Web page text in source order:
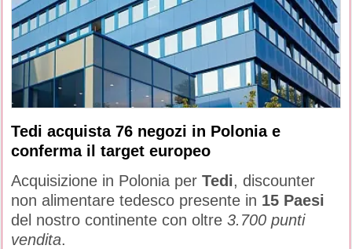
Tedi acquista 76 negozi in Polonia e
conferma il target europeo
Acquisizione in Polonia per Tedi, discounter
non alimentare tedesco presente in 15 Paesi
del nostro continente con oltre 3.700 punti
vendita.